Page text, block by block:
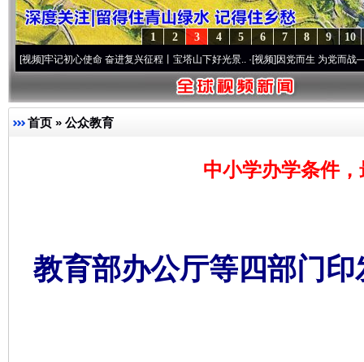
10
9
8
7
6
5
4
3
2
1
初心使命 奋进复兴征程丨宝塔山下好光景..·[视频]因党而生 为党而战——百年“纪”
首页 » 公众教育
中小学办学条件
教育部办公厅等四部门